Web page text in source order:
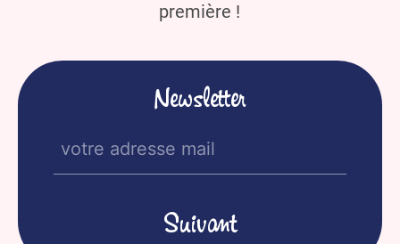
première !
Newsletter
E-
mail